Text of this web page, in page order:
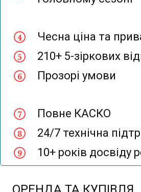
Чесна ціна та
210+ 5-зіркових
Прозорі умови
Повне КАСКО
24/7 технічна
10+ років досвіду